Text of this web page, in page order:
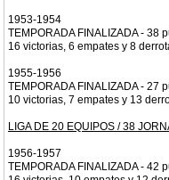
1953-1954
TEMPORADA FINALIZADA - 38
16 victorias, 6 empates y 8
1955-1956
TEMPORADA FINALIZADA - 27
10 victorias, 7 empates y 13
LIGA DE 20 EQUIPOS / 38
1956-1957
TEMPORADA FINALIZADA - 42